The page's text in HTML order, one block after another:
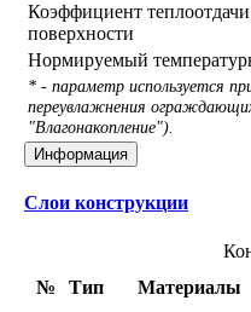
Коэффициент
поверхности
Нормируемый
* - параметр используется
переувлажнения
"Влагонакопление").
Информация
Слои конструкции
№
Тип Материалы